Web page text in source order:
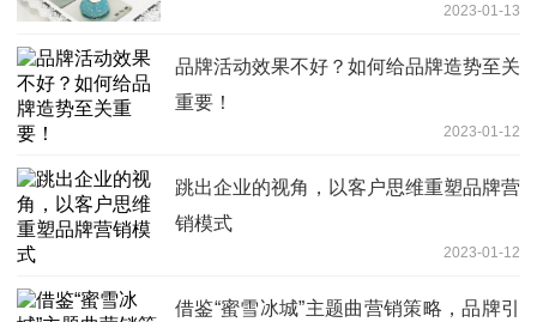
2023-01-13
品牌活动效果不好？如何给品牌造势至关
重要！
2023-01-12
跳出企业的视角，以客户思维重塑品牌营
销模式
2023-01-12
借鉴“蜜雪冰城”主题曲营销策略，品牌引